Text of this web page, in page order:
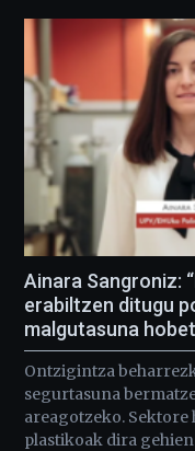
Ainara Sangroniz:
erabiltzen ditugu
malgutasuna
Ontzigintza
segurtasuna
areagotzeko.
plastikoak dira